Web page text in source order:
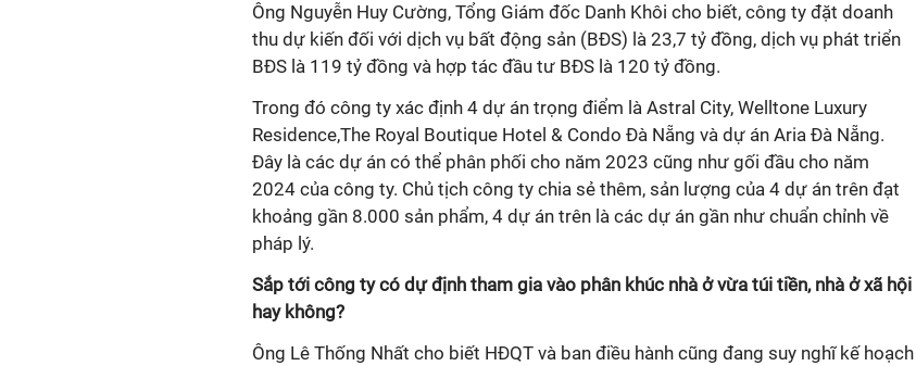
Ông Nguyễn Huy Cường, Tổng Giám đốc Danh Khôi cho biết, công ty đặt doanh
thu dự kiến đối với dịch vụ bất động sản (BĐS) là 23,7 tỷ đồng, dịch vụ phát triển
BĐS là 119 tỷ đồng và hợp tác đầu tư BĐS là 120 tỷ đồng.
Trong đó công ty xác định 4 dự án trọng điểm là Astral City, Welltone Luxury
Residence,The Royal Boutique Hotel & Condo Đà Nẵng và dự án Aria Đà Nẵng.
Đây là các dự án có thể phân phối cho năm 2023 cũng như gối đầu cho năm
2024 của công ty. Chủ tịch công ty chia sẻ thêm, sản lượng của 4 dự án trên đạt
khoảng gần 8.000 sản phẩm, 4 dự án trên là các dự án gần như chuẩn chỉnh về
pháp lý.
Sắp tới công ty có dự định tham gia vào phân khúc nhà ở vừa túi tiền, nhà ở xã hội
hay không?
Ông Lê Thống Nhất cho biết HĐQT và ban điều hành cũng đang suy nghĩ kế hoạch